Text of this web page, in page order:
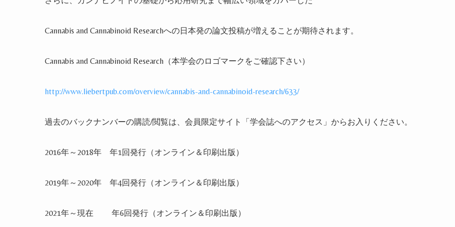
Cannabis and Cannabinoid Researchへの日本発の論文投稿が増えることが期待されます。
Cannabis and Cannabinoid Research （本学会のロゴマークをご確認下さい）
http://www.liebertpub.com/overview/cannabis-and-cannabinoid-research/633/
過去のバックナンバーの購読/閲覧は、会員限定サイト「学会誌へのアクセス」からお入りください。
2016年～ 2018年 年1回発行（オンライン＆印刷出版）
2019年～ 2020年 年4回発行（オンライン＆印刷出版）
2021年～現在 年6回発行（オンライン＆印刷出版）